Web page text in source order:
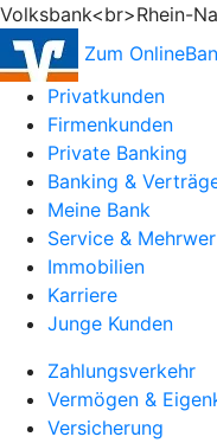
Volksbank<br>Rhein-
Zum
Privatkunden
Firmenkunden
Private Banking
Banking &
Meine Bank
Service &
Immobilien
Karriere
Junge Kunden
Zahlungsverkehr
Vermögen &
Versicherung